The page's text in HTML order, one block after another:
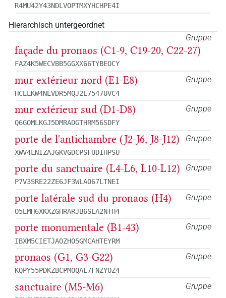
R4MU42Y43NDLVOPTMXYHCHPE4I
Hierarchisch untergeordnet
Gruppe
façade du pronaos (C1-9, C19-20, C22-27)
FAZ4K5WECVBB5GGXX66TYBEOCY
Gruppe
mur extérieur nord (E1-E8)
HCELKW4NEVDR5MQJ2E7547UVC4
Gruppe
mur extérieur sud (D1-D8)
Q6GOMLKGJ5DMRADGTHRM56SDFY
Gruppe
porte de l'antichambre (J2-J6, J8-J12)
XWV4LNIZAJGKVGDCPSFUDIHPSU
Gruppe
porte du sanctuaire (L4-L6, L10-L12)
P7V3SRE22ZE6JF3WLAO67LTNEI
Gruppe
porte latérale sud du pronaos (H4)
O5EMH6XKXZGHRARJB6SEA2NTH4
Gruppe
porte monumentale (B1-43)
IBXM5CIETJAOZHO5GMCAHTEYRM
Gruppe
pronaos (G1, G3-G22)
KQPY55PDKZBCPMOQAL7FNZYOZ4
Gruppe
sanctuaire (M5-M6)